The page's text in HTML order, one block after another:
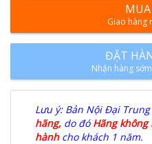
Giao hàng
ĐẶT
Nhận hàng
Lưu ý: Bản Nội Đại Trung
hãng, do đóHãng không
hành cho khách 1 năm.